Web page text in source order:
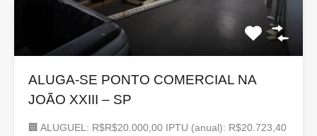
ALUGA-SE PONTO COMERCIAL NA
JOÃO XXIII – SP
🏢 ALUGUEL: R$R$20.000,00 IPTU (anual): R$20.723,40